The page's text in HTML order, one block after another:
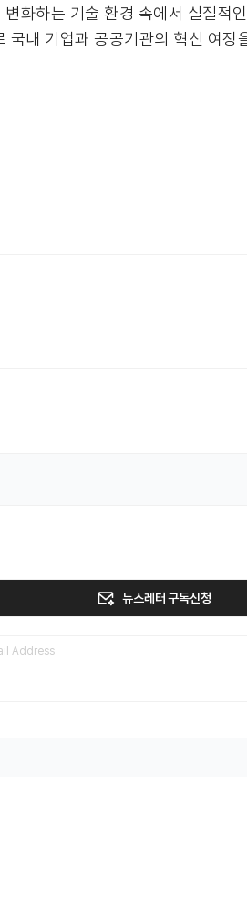
화하는 기술 환경 속에서 실질
내 기업과 공공기관의 혁신 여
뉴스레터 구독신청